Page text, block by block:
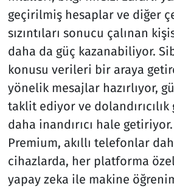
geçirilmiş hesaplar ve diğer
sızıntıları sonucu çalınan
daha da güç kazanabiliyor.
konusu verileri bir araya
yönelik mesajlar hazırlıyor,
taklit ediyor ve
daha inandırıcı hale
Premium, akıllı telefonlar
cihazlarda, her platforma
yapay zeka ile makine